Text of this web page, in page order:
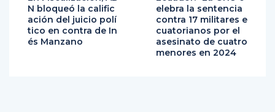
N bloqueó la calific
ación del juicio polí
tico en contra de In
és Manzano
elebra la sentencia
contra 17 militares e
cuatorianos por el
asesinato de cuatro
menores en 2024